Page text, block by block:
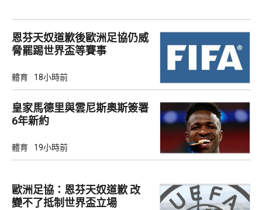
恩芬天奴道歉後歐洲足協仍威
脅罷踢世界盃等賽事
體育 18小時前
皇家馬德里與雲尼斯奧斯簽署
6年新約
體育 19小時前
歐洲足協：恩芬天奴道歉 改
變不了抵制世界盃立場